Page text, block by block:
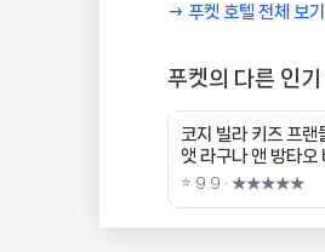
→ 푸켓 호텔 전체 보기
푸켓의 다른 인기
코지 빌라 키즈 프랜
앳 라구나 앤 방타오
⭐ 9.9 · ★★★★★